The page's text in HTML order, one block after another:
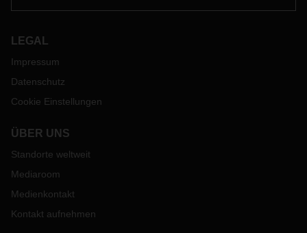
LEGAL
Impressum
Datenschutz
Cookie Einstellungen
ÜBER UNS
Standorte weltweit
Mediaroom
Medienkontakt
Kontakt aufnehmen